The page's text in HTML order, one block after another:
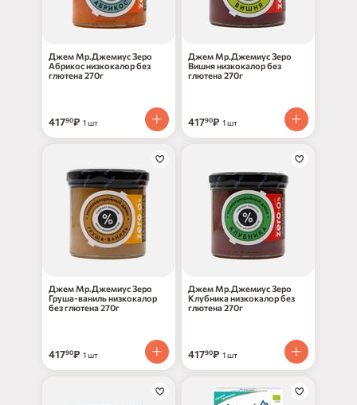
Джем Мр.Джемиус Зеро
Абрикос низкокалор без
глютена 270г
41790₽ 1 шт
Джем Мр.Джемиус Зеро
Вишня низкокалор без
глютена 270г
41790₽ 1 шт
Джем Мр.Джемиус Зеро
Груша-ваниль низкокалор
без глютена 270г
41790₽ 1 шт
Джем Мр.Джемиус Зеро
Клубника низкокалор без
глютена 270г
41790₽ 1 шт